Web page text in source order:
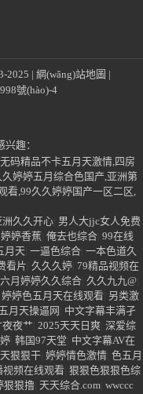
2025 |網(wǎng)站地圖|
號(hào)-4
兴趣：
码精品不卡五月天激情,四房
婷婷五月综合色国产,亚洲第
看,99久久婷婷国产一区二区,
洲久久开心|男人大jjc女人免费
婷婷香蕉|俺去也综合| 99在线
月天|一逼色综合|一本色道久
看片|久久久婷|79精品视频在
月婷婷久久综合|久久九九@|
婷婷色五月天在线观看 |另类激